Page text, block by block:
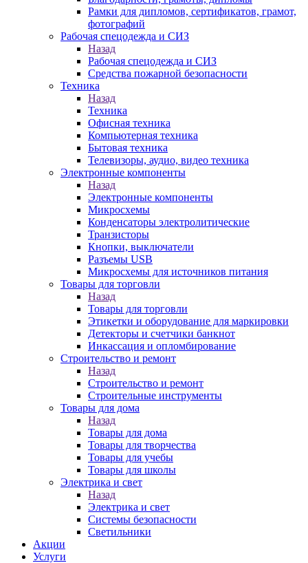
Рамки для дипломов, сертификатов, грамот,
фотографий
Рабочая спецодежда и СИЗ
Назад
Рабочая спецодежда и СИЗ
Средства пожарной безопасности
Техника
Назад
Техника
Офисная техника
Компьютерная техника
Бытовая техника
Телевизоры, аудио, видео техника
Электронные компоненты
Назад
Электронные компоненты
Микросхемы
Конденсаторы электролитические
Транзисторы
Кнопки, выключатели
Разъемы USB
Микросхемы для источников питания
Товары для торговли
Назад
Товары для торговли
Этикетки и оборудование для маркировки
Детекторы и счетчики банкнот
Инкассация и опломбирование
Строительство и ремонт
Назад
Строительство и ремонт
Строительные инструменты
Товары для дома
Назад
Товары для дома
Товары для творчества
Товары для учебы
Товары для школы
Электрика и свет
Назад
Электрика и свет
Системы безопасности
Светильники
Акции
Услуги